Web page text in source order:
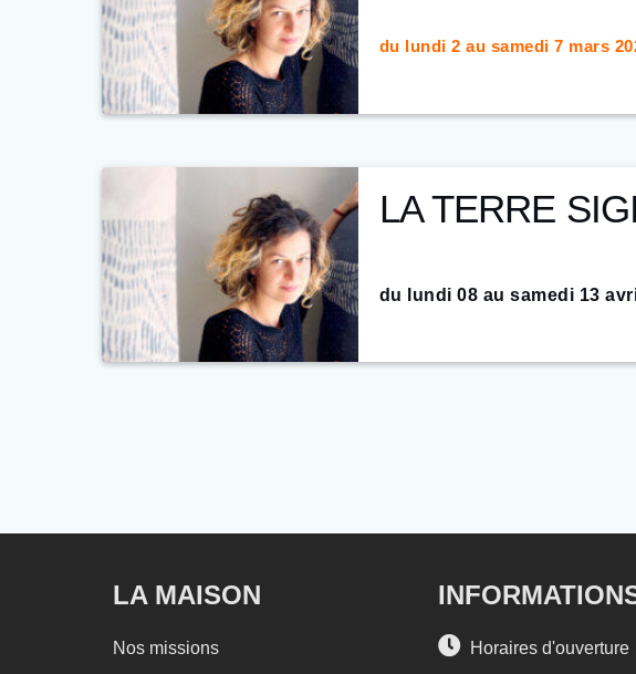
du lundi 2 au samedi 7 mars
LA TERRE
du lundi 08 au samedi 13
Durée : 39h– 6 jours du lundi
LA MAISON
Nos missions Horaires d'ouverture